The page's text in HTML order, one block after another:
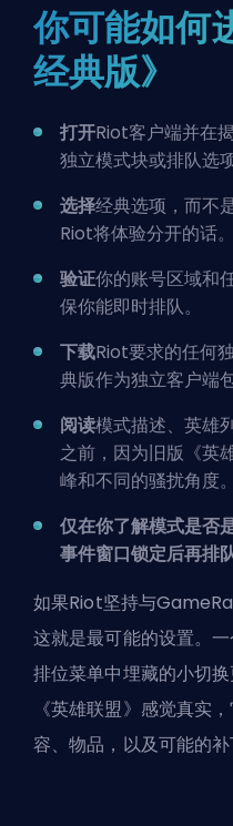
你可能如何
经典版》
打开Riot客户端并在
独立模式块或排队选
选择经典选项，而不
Riot将体验分开的话。
验证你的账号区域和
保你能即时排队。
下载Riot要求的任何
典版作为独立客户端
阅读模式描述、英雄
之前，因为旧版《英
峰和不同的骚扰角度。
仅在你了解模式是否
事件窗口锁定后再排队
如果Riot坚持与
这就是最可能的设置。
排位菜单中埋藏的小切
《英雄联盟》感觉真实
容、物品，以及可能的补